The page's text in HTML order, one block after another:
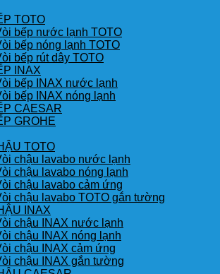
TOTO
bếp nước lạnh TOTO
bếp nóng lạnh TOTO
bếp rút dây TOTO
INAX
bếp INAX nước lạnh
bếp INAX nóng lạnh
CAESAR
GROHE
TOTO
chậu lavabo nước lạnh
chậu lavabo nóng lạnh
chậu lavabo cảm ứng
chậu lavabo TOTO gắn tường
INAX
chậu INAX nước lạnh
chậu INAX nóng lạnh
chậu INAX cảm ứng
chậu INAX gắn tường